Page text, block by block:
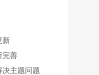
新
完善
决主题问题